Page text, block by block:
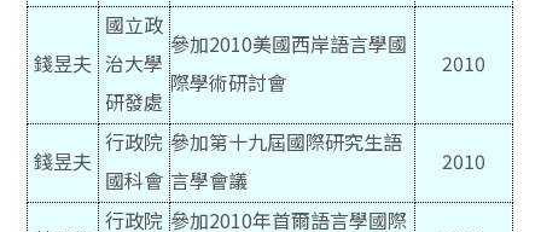
錢昱夫
國立政
治大學
研發處
參加2010美國西岸語言學國
際學術研討會
2010
錢昱夫
行政院
國科會
參加第十九屆國際研究生語
言學會議
2010
行政院 參加2010年首爾語言學國際